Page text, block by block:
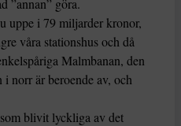
”annan” göra.
uppe i 79 miljarder kronor,
våra stationshus och då
Malmbanan, den
norr är beroende av, och
blivit lyckliga av det